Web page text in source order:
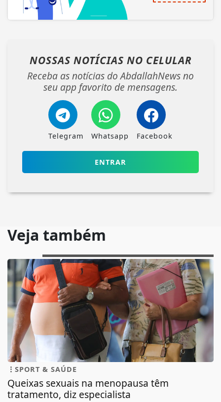
NOSSAS NOTÍCIAS NO CELULAR
Receba as notícias do AbdallahNews no
seu app favorito de mensagens.
Telegram Whatsapp Facebook
ENTRAR
Veja também
SPORT & SAÚDE
Queixas sexuais na menopausa têm
tratamento, diz especialista